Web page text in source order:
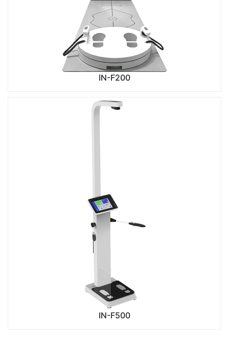
IN-F200
IN-F500